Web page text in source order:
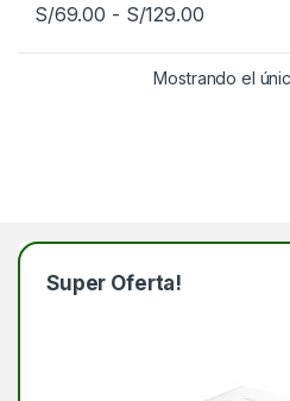
S/69.00 - S/129.00Rango
Este producto tiene múltiples
Mostrando el
Super Oferta!